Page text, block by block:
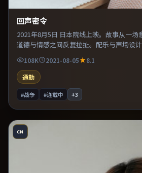
回声密令
2021年8月5日 日本院线上映。故事从一
道德与情感之间反复拉扯。配乐与声场设
更易沉浸其中。既有类型片爽感，也保留
俗。
108K 2021-08-05
8.1
通勤
#战争 #连载中 +3
CN